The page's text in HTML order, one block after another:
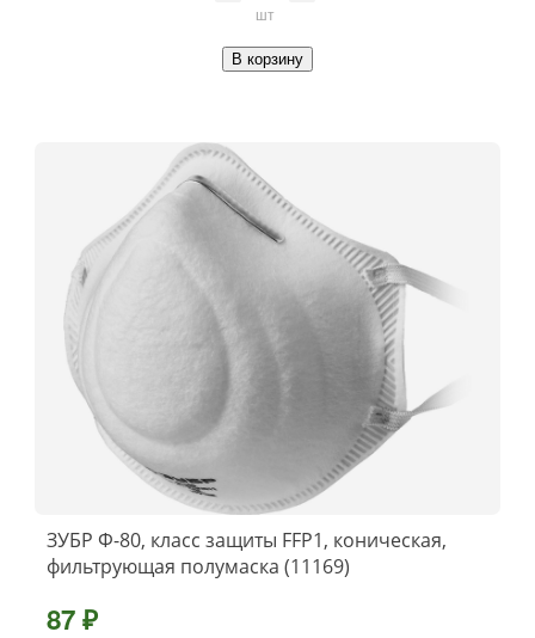
шт
В корзину
ЗУБР Ф-80, класс защиты FFP1, коническая,
фильтрующая полумаска (11169)
87 ₽